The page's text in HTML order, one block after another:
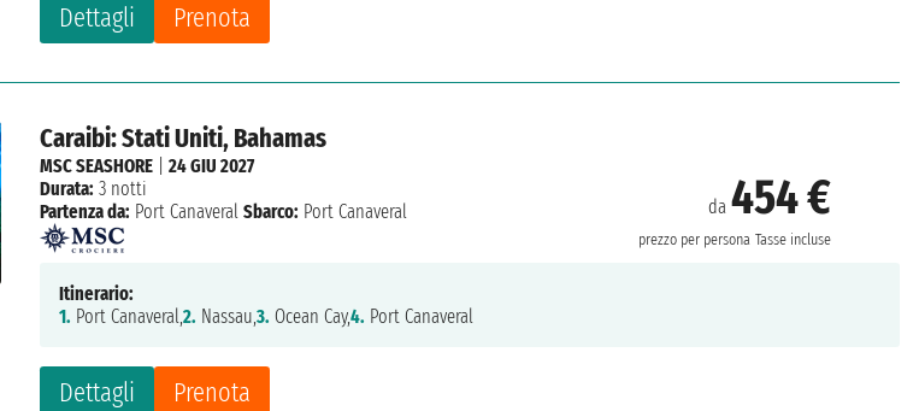
Dettagli Prenota
Caraibi: Stati Uniti, Bahamas
da454 €
prezzo per persona Tasse incluse
Dettagli Prenota
MSC SEASHORE |24 GIU 2027
Durata: 3 notti
Partenza da: Port Canaveral Sbarco: Port Canaveral
Itinerario:
1. Port Canaveral,2. Nassau,3. Ocean Cay,4. Port Canaveral